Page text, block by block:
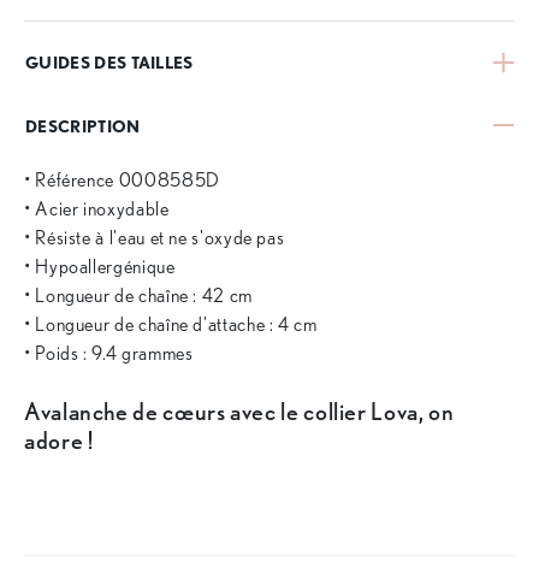
GUIDES DES TAILLES
DESCRIPTION
• Référence 0008585D
• Acier inoxydable
• Résiste à l'eau et ne s'oxyde pas
• Hypoallergénique
• Longueur de chaîne : 42 cm
• Longueur de chaîne d'attache : 4 cm
• Poids : 9.4 grammes
Avalanche de cœurs avec le collier Lova, on
adore !